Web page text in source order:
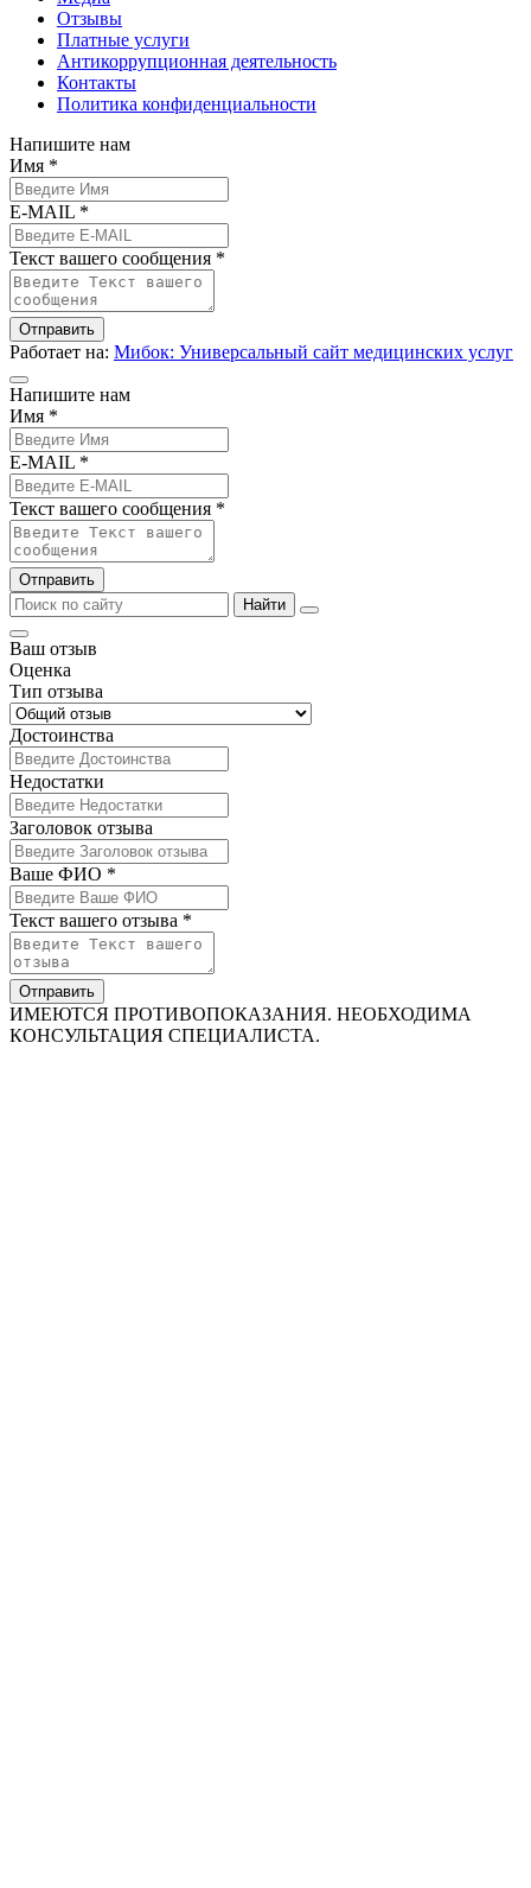
Отзывы
Платные услуги
Антикоррупционная деятельность
Контакты
Политика конфиденциальности
Напишите нам
Имя *
E-MAIL *
Текст вашего сообщения *
Отправить
Работает на: Мибок: Универсальный сайт медицинских услуг
Напишите нам
Имя *
E-MAIL *
Текст вашего сообщения *
Отправить
Найти
Ваш отзыв
Оценка
Тип отзыва
Достоинства
Недостатки
Заголовок отзыва
Ваше ФИО *
Текст вашего отзыва *
Отправить
ИМЕЮТСЯ ПРОТИВОПОКАЗАНИЯ. НЕОБХОДИМА
КОНСУЛЬТАЦИЯ СПЕЦИАЛИСТА.